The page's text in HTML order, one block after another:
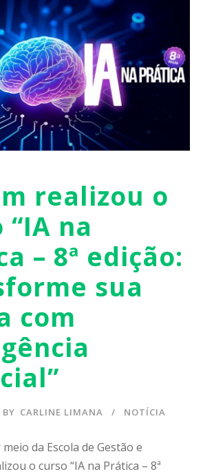
realizou o
na
– 8ª edição:
sua
com
BY CARLINE LIMANA NOTÍCIA
da Escola de Gestão e
o curso “IA na Prática – 8ª